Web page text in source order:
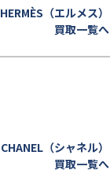
HERMÈS（エルメス）
買取一覧へ
CHANEL（シャネル）
買取一覧へ